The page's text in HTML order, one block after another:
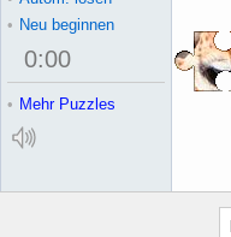
• Neu beginnen
0:00
• Mehr Puzzles